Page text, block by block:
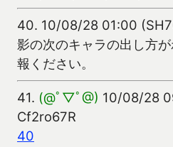
40. 10/08/28 01:00
影の次のキャラの出し方
報ください。
41. (@ﾟ▽ﾟ@) 10/08/28
Cf2ro67R
40